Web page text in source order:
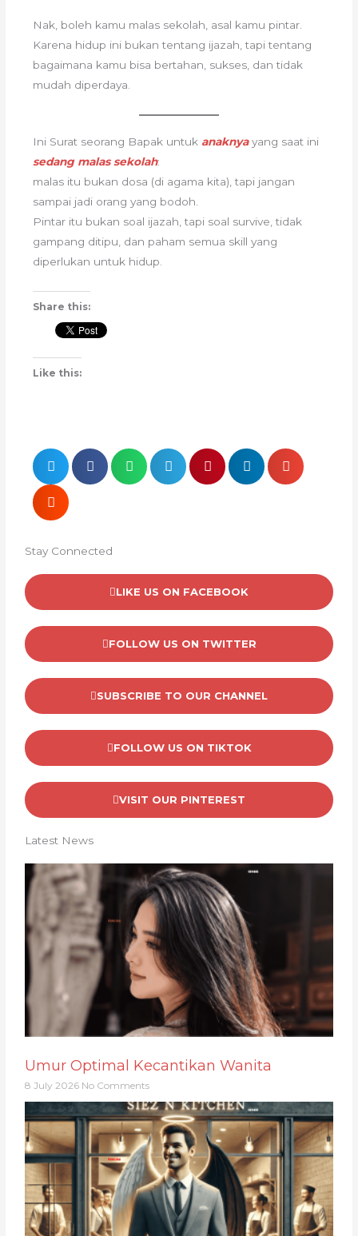
Nak, boleh kamu malas sekolah, asal kamu pintar.
Karena hidup ini bukan tentang ijazah, tapi tentang
bagaimana kamu bisa bertahan, sukses, dan tidak
mudah diperdaya.
Ini Surat seorang Bapak untuk anaknyayang saat ini
sedang malas sekolah:
malas itu bukan dosa (di agama kita), tapi jangan
sampai jadi orang yang bodoh.
Pintar itu bukan soal ijazah, tapi soal survive, tidak
gampang ditipu, dan paham semua skill yang
diperlukan untuk hidup.
Share this:
Like this:
Stay Connected
LIKE US ON FACEBOOK
FOLLOW US ON TWITTER
SUBSCRIBE TO OUR CHANNEL
FOLLOW US ON TIKTOK
VISIT OUR PINTEREST
Latest News
Umur Optimal Kecantikan Wanita
8 July 2026 No Comments